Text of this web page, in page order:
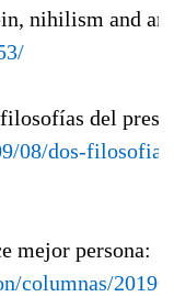
nihilism and
del
08/dos-
mejor persona:
columnas/